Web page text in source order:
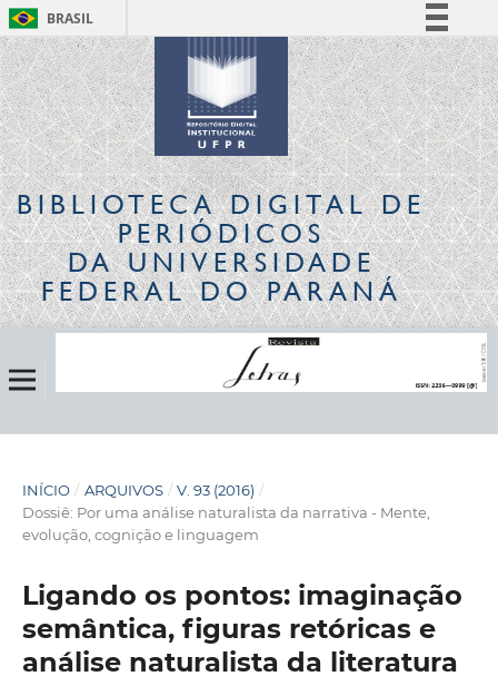
BRASIL
Simplifique!
Comunica BR
Participe
Acesso à informação
Legislação
Canais
BIBLIOTECA DIGITALDE
PERIÓDICOS
DA UNIVERSIDADE
FEDERAL DO PARANÁ
INÍCIO / ARQUIVOS / V. 93 (2016) /
Dossiê: Por uma análise naturalista da narrativa - Mente,
evolução, cognição e linguagem
Ligando os pontos: imaginação
semântica, figuras retóricas e
análise naturalista da literatura